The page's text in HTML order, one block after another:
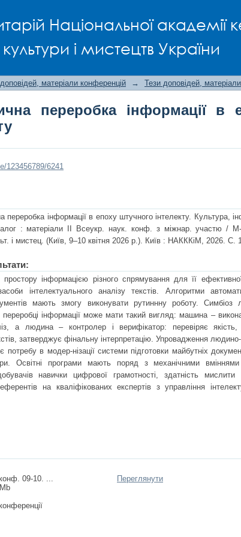
Національної академії
культури і мистецтв України
матеріали конференцій → Тези доповідей,
переробка інформації в
123456789/6241
переробка інформації в епоху штучного інтелекту. Культура,
: матеріали ІІ Всеукр. наук. конф. з міжнар. участю /
і мистец. (Київ, 9–10 квітня 2026 р.). Київ : НАКККіМ, 2026. С.
інформацією різного спрямування для її
інтелектуального аналізу текстів. Алгоритми
мають змогу виконувати рутиннну роботу.
переробці інформації може мати такий вигляд: машина –
а людина – контролер і верифікатор: перевіряє якість,
затверджує фінальну інтерпретацію. Упровадження
потребу в модер-нізації системи підготовки майбутніх
Освітні програми мають поряд з механічними вміннями
навички цифрової грамотності, здатність мислити
на кваліфікованих експертів з управління
09-10. ...
Переглянути